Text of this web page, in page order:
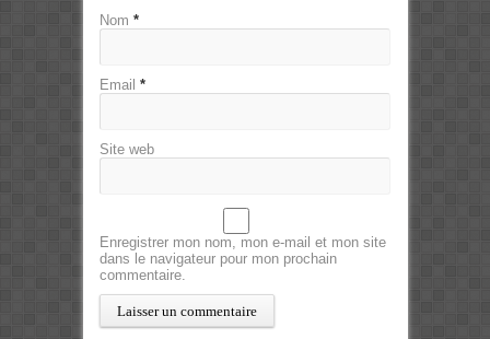
Nom *
Email *
Site web
Enregistrer mon nom, mon e-mail et mon site
dans le navigateur pour mon prochain
commentaire.